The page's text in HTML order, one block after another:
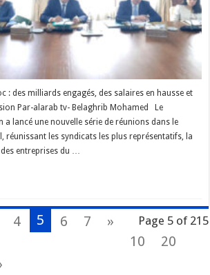
: des milliards engagés, des salaires en hausse et
Par-alarab tv- Belaghrib Mohamed Le
lancé une nouvelle série de réunions dans le
réunissant les syndicats les plus représentatifs, la
entreprises du …
Page 5 of 215
4 5 6 7
»
10
20